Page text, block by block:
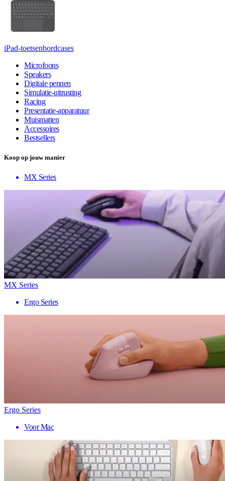
iPad-toetsenbordcases
Microfoons
Speakers
Digitale pennen
Simulatie-uitrusting
Racing
Presentatie-apparatuur
Muismatten
Accessoires
Bestsellers
Koop op jouw manier
MX Series
MX Series
Ergo Series
Ergo Series
Voor Mac